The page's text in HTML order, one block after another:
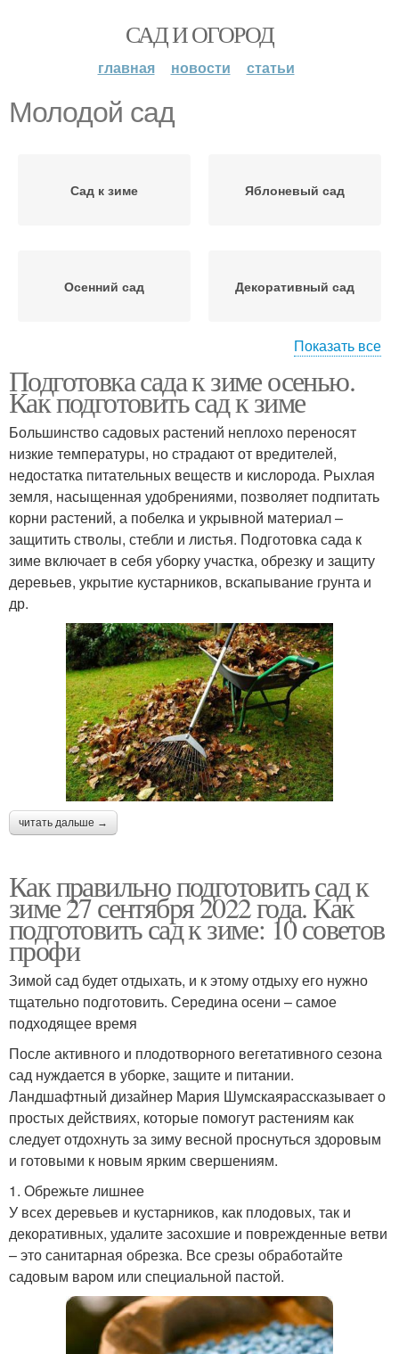
САД И ОГОРОД
главная новости статьи
Молодой сад
Сад к зиме Яблоневый сад
Осенний сад Декоративный сад
Сад от болезней и
Показать все
Подготовка сада к зиме осенью.
Как подготовить сад к зиме
Большинство садовых растений неплохо переносят
низкие температуры, но страдают от вредителей,
недостатка питательных веществ и кислорода. Рыхлая
земля, насыщенная удобрениями, позволяет подпитать
корни растений, а побелка и укрывной материал –
защитить стволы, стебли и листья. Подготовка сада к
зиме включает в себя уборку участка, обрезку и защиту
деревьев, укрытие кустарников, вскапывание грунта и
др.
читать дальше →
Как правильно подготовить сад к
зиме 27 сентября 2022 года. Как
подготовить сад к зиме: 10 советов
профи
Зимой сад будет отдыхать, и к этому отдыху его нужно
тщательно подготовить. Середина осени – самое
подходящее время
После активного и плодотворного вегетативного сезона
сад нуждается в уборке, защите и питании.
Ландшафтный дизайнер Мария Шумскаярассказывает о
простых действиях, которые помогут растениям как
следует отдохнуть за зиму весной проснуться здоровым
и готовыми к новым ярким свершениям.
1. Обрежьте лишнее
У всех деревьев и кустарников, как плодовых, так и
декоративных, удалите засохшие и поврежденные ветви
– это санитарная обрезка. Все срезы обработайте
садовым варом или специальной пастой.